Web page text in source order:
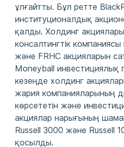
ұлғайтты. Бұл ретте
институционалдық
қалды. Холдинг
консалтингтік
және FRHC акцияларын
Moneyball инвестициялық
кезеңде холдинг
жария компанияларының
көрсететін және
акциялар нарығының
Russell 3000 және Russell
қосылды.